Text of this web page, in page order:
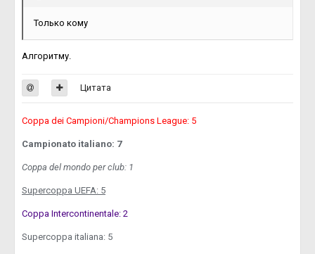
Только кому
Алгоритму.
Цитата
Coppa dei Campioni/Champions League: 5
Campionato italiano: 7
Coppa del mondo per club: 1
Supercoppa UEFA: 5
Coppa Intercontinentale: 2
Supercoppa italiana: 5